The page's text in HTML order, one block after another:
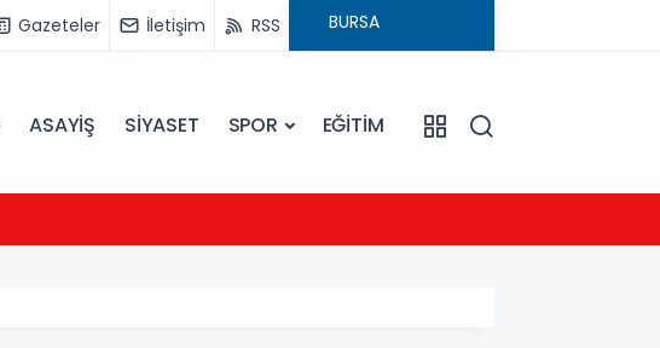
Gazeteler İletişim RSS
ASAYİŞ SİYASET SPOR EĞİTİM